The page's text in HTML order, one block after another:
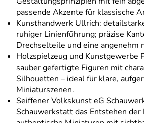
passende Akzente für klassische
Kunsthandwerk Ullrich:
ruhiger Linienführung; präzise
Drechselteile und eine angenehm
Holzspielzeug und Kunstgewerbe
sauber gefertigte Figuren mit
Silhouetten – ideal für klare,
Miniaturszenen.
Seiffener Volkskunst eG
Schauwerkstatt das Entstehen der